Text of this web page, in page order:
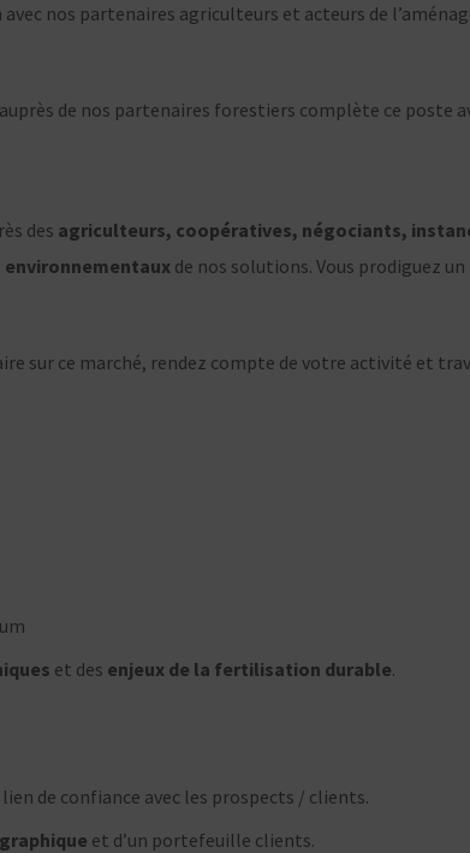
nos partenaires agriculteurs et acteurs de
de nos partenaires forestiers complète ce poste
des agriculteurs, coopératives, négociants,
de nos solutions. Vous prodiguez un
sur ce marché, rendez compte de votre activité et
et des enjeux de la fertilisation durable.
de confiance avec les prospects / clients.
et d’un portefeuille clients.